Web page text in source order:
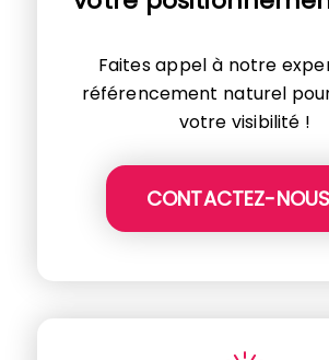
Faites appel à notre
référencement naturel
votre visibilité !
CONTACTEZ-